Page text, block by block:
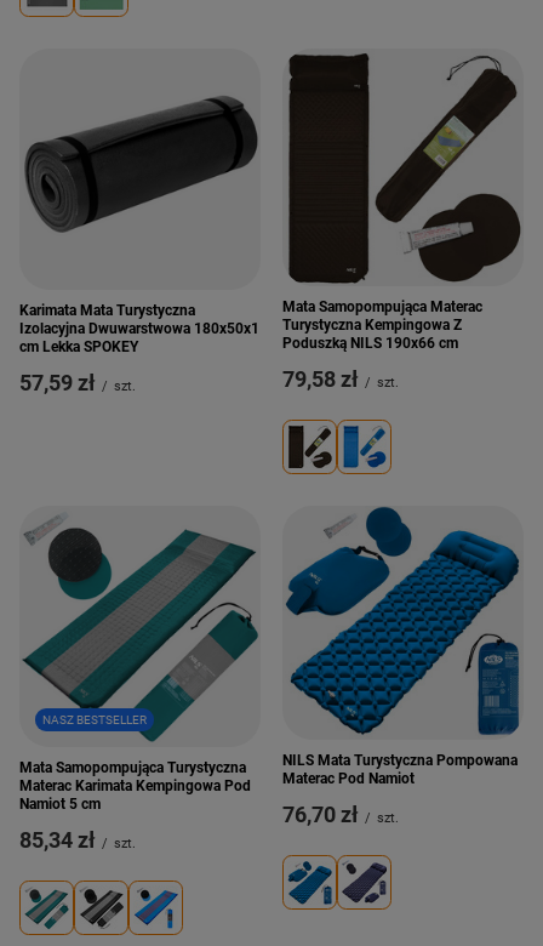
Karimata Mata Turystyczna
Izolacyjna Dwuwarstwowa 180x50x1
cm Lekka SPOKEY
57,59 zł / szt.
Mata Samopompująca Materac
Turystyczna Kempingowa Z
Poduszką NILS 190x66 cm
79,58 zł / szt.
NASZ BESTSELLER
Mata Samopompująca Turystyczna
Materac Karimata Kempingowa Pod
Namiot 5 cm
85,34 zł / szt.
NILS Mata Turystyczna Pompowana
Materac Pod Namiot
76,70 zł / szt.